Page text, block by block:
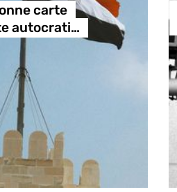
carte
autocrati…